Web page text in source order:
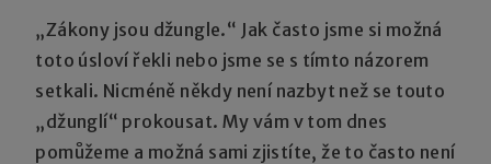
„Zákony jsou džungle.“ Jak často jsme si možná
toto úsloví řekli nebo jsme se s tímto názorem
setkali. Nicméně někdy není nazbyt než se touto
„džunglí“ prokousat. My vám v tom dnes
pomůžeme a možná sami zjistíte, že to často není